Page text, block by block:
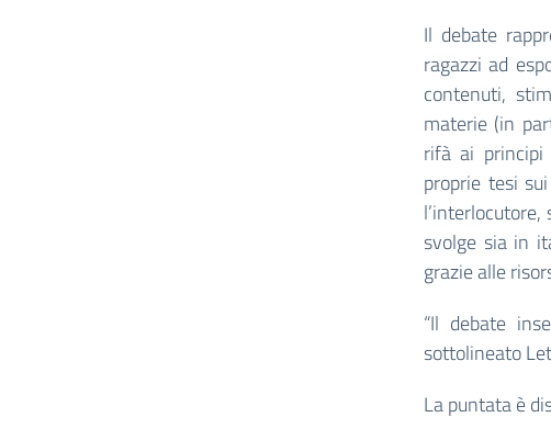
Il debate
ragazzi ad
contenuti,
materie (in
rifà ai principi
proprie tesi
svolge sia in
grazie alle
“Il debate
sottolineato
La puntata è